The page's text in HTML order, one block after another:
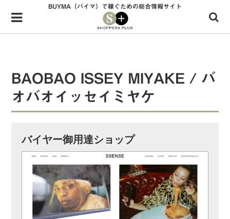
Menu
HOME
34歳独身OLバイマ実践記
無在庫で自由気ままに稼ぐ！バイマ実践記
BUYMAで人気のブランド
BUYMAの売れ筋商品
バイマの疑問に現役パーソナルショッパーが答えてみた
バイマ活動の疑問に売れっ子現役バイヤーが答えてみた
BUYMA（バイマ）で稼ぐための総合情報サイト
BAOBAO ISSEY MIYAKE / バ
オバオイッセイミヤケ
バイヤー御用達ショップ